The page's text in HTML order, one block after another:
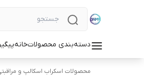
دسته‌بندی محصولاتخانه
محصولات اسکراب اسکالپ و